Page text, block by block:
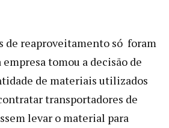
de reaproveitamento só foram
tomou a decisão de
de materiais utilizados
transportadores de
levar o material para